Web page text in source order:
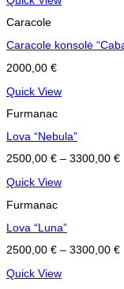
Caracole
Caracole konsolė
2000,00 €
Quick View
Furmanac
Lova “Nebula”
2500,00 € – 3300,00 €
Quick View
Furmanac
Lova “Luna”
2500,00 € – 3300,00 €
Quick View